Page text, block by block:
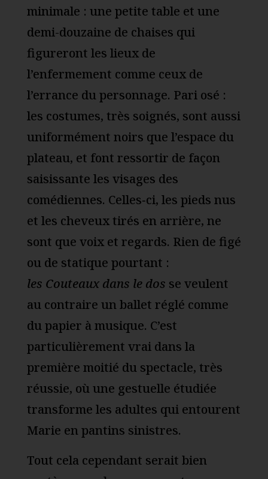
minimale : une petite table et une
demi-douzaine de chaises qui
figureront les lieux de
l’enfermement comme ceux de
l’errance du personnage. Pari osé :
les costumes, très soignés, sont aussi
uniformément noirs que l’espace du
plateau, et font ressortir de façon
saisissante les visages des
comédiennes. Celles‑ci, les pieds nus
et les cheveux tirés en arrière, ne
sont que voix et regards. Rien de figé
ou de statique pourtant :
les Couteaux dans le dos se veulent
au contraire un ballet réglé comme
du papier à musique. C’est
particulièrement vrai dans la
première moitié du spectacle, très
réussie, où une gestuelle étudiée
transforme les adultes qui entourent
Marie en pantins sinistres.
Tout cela cependant serait bien